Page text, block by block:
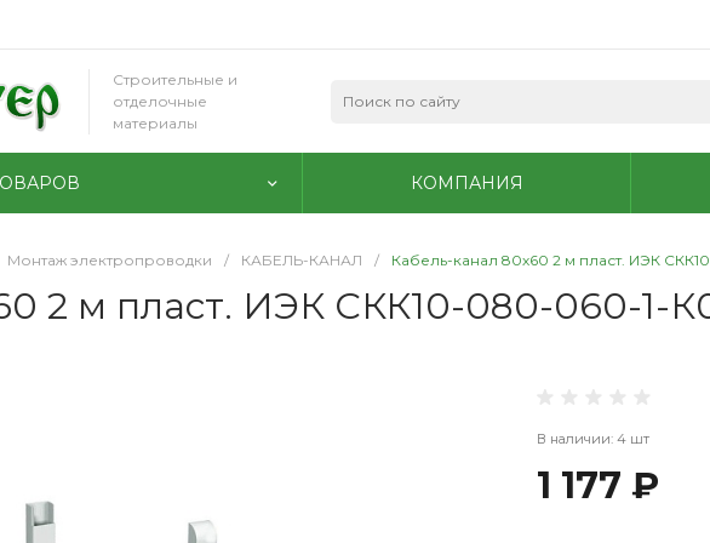
Строительные и
отделочные
материалы
КОМПАНИЯ
Монтаж электропроводки / КАБЕЛЬ-КАНАЛ / Кабель-канал 80х60 2 м пласт. ИЭК
2 м пласт. ИЭК СКК10-080-060-1-
В наличии: 4 шт
1 177 ₽